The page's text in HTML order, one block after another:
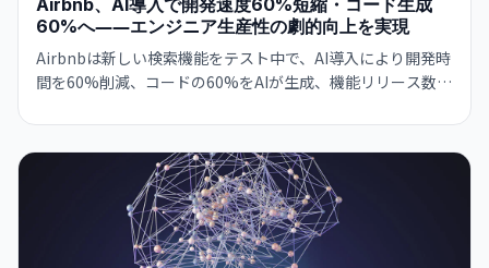
Airbnb、AI導入で開発速度60%短縮・コード生成
60%へ――エンジニア生産性の劇的向上を実現
Airbnbは新しい検索機能をテスト中で、AI導入により開発時
間を60%削減、コードの60%をAIが生成、機能リリース数が